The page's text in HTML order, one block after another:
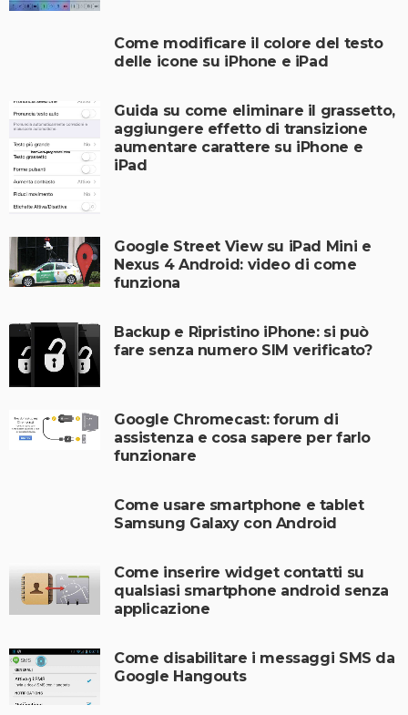
Come modificare il colore del testo
delle icone su iPhone e iPad
Guida su come eliminare il grassetto,
aggiungere effetto di transizione
aumentare carattere su iPhone e
iPad
Google Street View su iPad Mini e
Nexus 4 Android: video di come
funziona
Backup e Ripristino iPhone: si può
fare senza numero SIM verificato?
Google Chromecast: forum di
assistenza e cosa sapere per farlo
funzionare
Come usare smartphone e tablet
Samsung Galaxy con Android
Come inserire widget contatti su
qualsiasi smartphone android senza
applicazione
Come disabilitare i messaggi SMS da
Google Hangouts